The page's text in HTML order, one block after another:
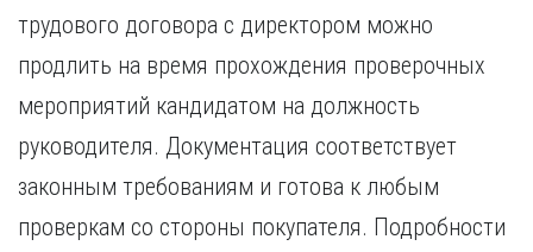
трудового договора с директором можно
продлить на время прохождения проверочных
мероприятий кандидатом на должность
руководителя. Документация соответствует
законным требованиям и готова к любым
проверкам со стороны покупателя. Подробности